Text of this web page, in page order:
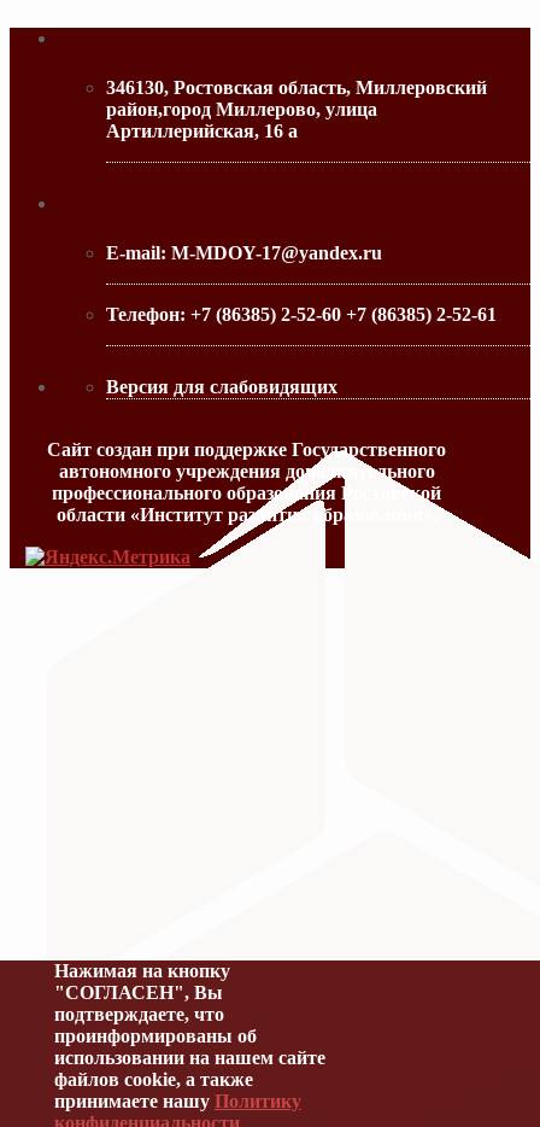
МИНИСТЕРСТВО ПРОСВЕЩЕНИЯ
346130, Ростовская область, Миллеровский
район,город Миллерово, улица
Артиллерийская, 16 а
E-mail: M-MDOY-17@yandex.ru
Телефон: +7 (86385) 2-52-60 +7 (86385) 2-52-61
Версия для слабовидящих
Сайт создан при поддержке Государственного
автономного учреждения дополнительного
профессионального образования Ростовской
области «Институт развития образования».
Нажимая на кнопку
"СОГЛАСЕН", Вы
подтверждаете, что
проинформированы об
использовании на нашем сайте
файлов cookie, а также
принимаете нашу Политику
конфиденциальности